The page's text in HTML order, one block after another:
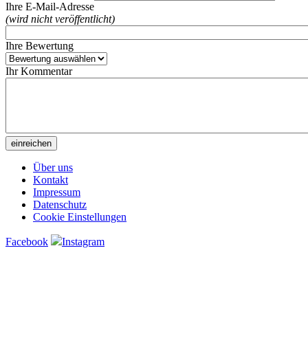
Ihre E-Mail-Adresse
(wird nicht veröffentlicht)
Ihre Bewertung
Ihr Kommentar
Über uns
Kontakt
Impressum
Datenschutz
Cookie Einstellungen
Facebook Instagram